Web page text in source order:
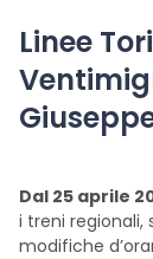
Linee
Dal 25 aprile
i treni regionali,
modifiche